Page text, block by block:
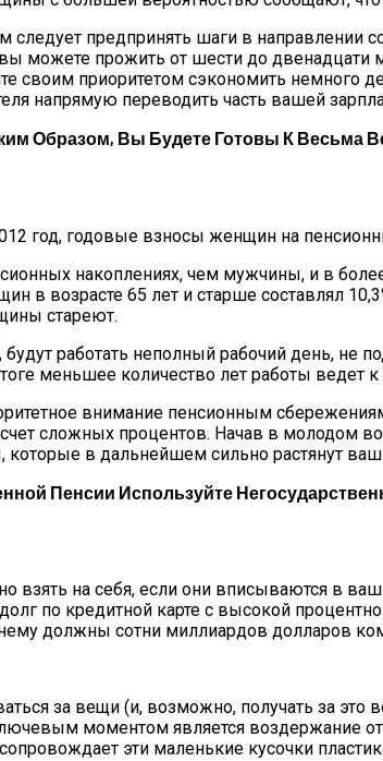
следует предпринять шаги в направлении
можете прожить от шести до
своим приоритетом сэкономить немного
напрямую переводить часть вашей
Образом, Вы Будете Готовы К Весьма
год, годовые взносы женщин на
накоплениях, чем мужчины, и в
в возрасте 65 лет и старше составлял
стареют.
работать неполный рабочий день, не
меньшее количество лет работы
внимание пенсионным
сложных процентов. Начав в молодом
которые в дальнейшем сильно растянут
Пенсии Используйте
взять на себя, если они вписываются в
по кредитной карте с высокой
должны сотни миллиардов долларов
за вещи (и, возможно, получать за это
моментом является воздержание от
эти маленькие кусочки